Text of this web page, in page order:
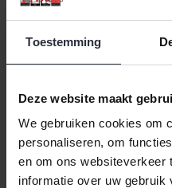
Toestemming
Deze website maakt
We gebruiken cookies om
personaliseren, om
en om ons websiteverkeer
informatie over uw gebruik